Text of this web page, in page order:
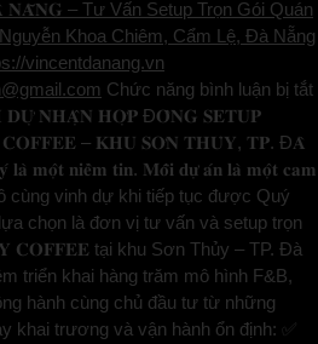
– Tư Vấn Setup Trọn Gói Quán
Khoa Chiêm, Cẩm Lệ, Đà Nẵng
vincentdanang.vn
Chức năng bình luận bị tắt
𝐃𝐔̛̣ 𝐍𝐇𝐀̣̂𝐍 𝐇𝐎̛̣𝐏 Đ𝐎̂̀𝐍𝐆 𝐒𝐄𝐓𝐔𝐏
– 𝐊𝐇𝐔 𝐒𝐎̛𝐍 𝐓𝐇𝐔̉𝐘, 𝐓𝐏. Đ𝐀̀
𝐦𝐨̣̂𝐭 𝐧𝐢𝐞̂̀𝐦 𝐭𝐢𝐧. 𝐌𝐨̂̃𝐢 𝐝𝐮̛̣ 𝐚́𝐧 𝐥𝐚̀ 𝐦𝐨̣̂𝐭 𝐜𝐚𝐦
vinh dự khi tiếp tục được Quý
chọn là đơn vị tư vấn và setup trọn
𝐂𝐎𝐅𝐅𝐄𝐄 tại khu Sơn Thủy – TP. Đà
triển khai hàng trăm mô hình F&B,
hành cùng chủ đầu tư từ những
khai trương và vận hành ổn định: ✅